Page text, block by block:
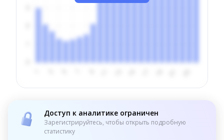
Доступ к аналитике ограничен
Зарегистрируйтесь, чтобы открыть подробную
статистику